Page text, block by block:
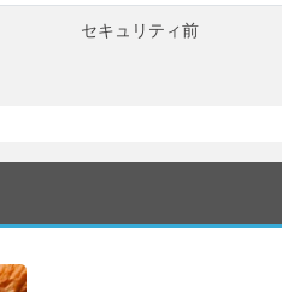
セキュリティ前